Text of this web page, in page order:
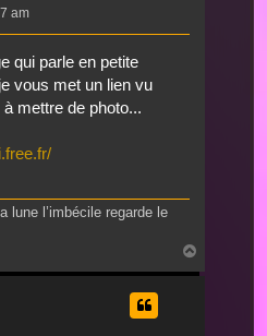
am
qui parle en petite
vous met un lien vu
mettre de photo...
lune l’imbécile regarde le
oben